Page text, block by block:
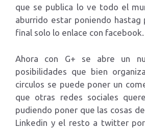
que se publica lo ve todo el
aburrido estar poniendo hastag
final solo lo enlace con facebook.
Ahora con G+ se abre un
posibilidades que bien
circulos se puede poner un
que otras redes sociales
pudiendo poner que las cosas
Linkedin y el resto a twitter